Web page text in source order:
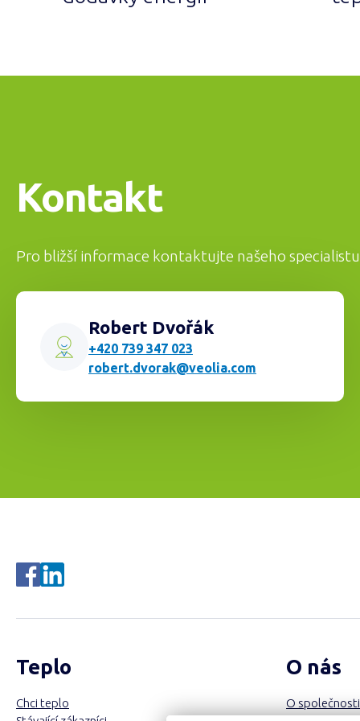
Kontakt
Pro bližší informace kontaktujte našeho
Robert Dvořák
+420 739 347 023
robert.dvorak@veolia.com
Teplo
Chci teplo
O nás
O společnosti